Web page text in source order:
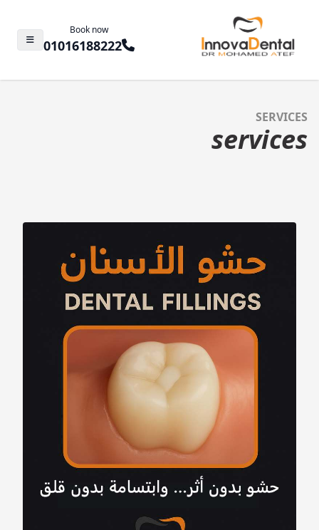
Book now
01016188222
SERVICES
services